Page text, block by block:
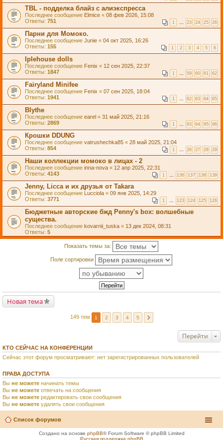
TBL - подделка блайз с алиэкспресса
Последнее сообщение Elmice « 08 фев 2026, 15:08
Ответы: 751 1 … 23 24 25 26
Парни для Момоко.
Последнее сообщение Junie « 04 окт 2025, 16:26
Ответы: 155 1 2 3 4 5 6
Iplehouse dolls
Последнее сообщение Fenix « 12 сен 2025, 22:37
Ответы: 1847 1 … 59 60 61 62
Fairyland Minifee
Последнее сообщение Fenix « 07 сен 2025, 18:04
Ответы: 1941 1 … 62 63 64 65
Blythe
Последнее сообщение earel « 31 май 2025, 21:16
Ответы: 2869 1 … 93 94 95 96
Крошки DDUNG
Последнее сообщение vatrushechka85 « 28 май 2025, 21:04
Ответы: 854 1 … 26 27 28 29
Наши коллекции момоко в лицах - 2
Последнее сообщение inna-nova « 12 апр 2025, 22:31
Ответы: 4143 1 … 136 137 138 139
Jenny, Licca и их друзья от Takara
Последнее сообщение Lucciola « 09 янв 2025, 14:29
Ответы: 3771 1 … 123 124 125 126
Бюджетные авторские бжд Penny's box: волшебные
существа.
Последнее сообщение kovarnii_tuska « 13 дек 2024, 08:31
Ответы: 5
Показать темы за:
Поле сортировки
Новая тема
149 тем 1 2 3 4 5
Перейти
КТО СЕЙЧАС НА КОНФЕРЕНЦИИ
Сейчас этот форум просматривают: нет зарегистрированных пользователей
ПРАВА ДОСТУПА
Вы не можете начинать темы
Вы не можете отвечать на сообщения
Вы не можете редактировать свои сообщения
Вы не можете удалять свои сообщения
Список форумов
Создано на основе phpBB® Forum Software © phpBB Limited
Русская поддержка phpBB